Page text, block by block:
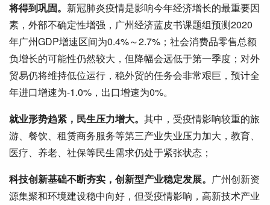
将得到巩固。 新冠肺炎疫情是影响今年经济增长的最重要因
素，外部不确定性增强，广州经济蓝皮书课题组预测2020
年广州GDP增速区间为0.4%～2.7%；社会消费品零售总额
负增长的可能性仍然较大，但降幅会远低于第一季度；对外
贸易仍将维持低位运行，稳外贸的任务会非常艰巨，预计全
年进口增速为-1.0%，出口增速为0%。
就业形势趋紧，民生压力增大。 其中，受疫情影响较重的旅
游、餐饮、租赁商务服务等第三产业失业压力加大，教育、
医疗、养老、社保等民生需求仍处于紧张状态；
科技创新基础不断夯实，创新型产业稳定发展。 广州创新资
源集聚和环境建设稳中向好，但受疫情影响，高新技术产业